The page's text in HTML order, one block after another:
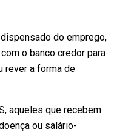
do emprego,
o banco credor para
rever a forma de
aqueles que recebem
ou salário-